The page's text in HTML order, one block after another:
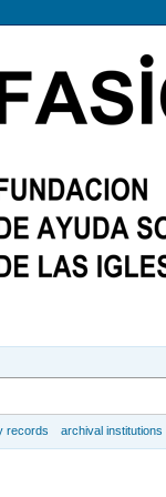
records archival institutions